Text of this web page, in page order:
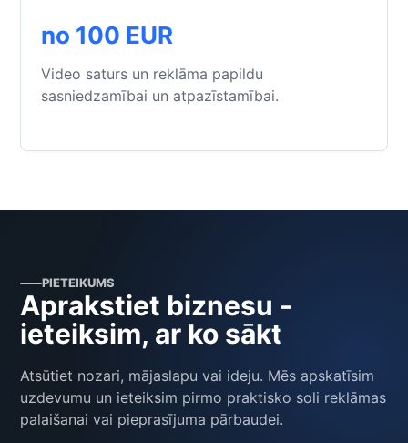
no 100 EUR
Video saturs un reklāma papildu
sasniedzamībai un atpazīstamībai.
PIETEIKUMS
Aprakstiet biznesu -
ieteiksim, ar ko sākt
Atsūtiet nozari, mājaslapu vai ideju. Mēs apskatīsim
uzdevumu un ieteiksim pirmo praktisko soli reklāmas
palaišanai vai pieprasījuma pārbaudei.